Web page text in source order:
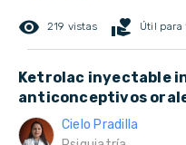
remove_red_eye 219 vistas volunteer_activism Útil para
Ketrolac inyectable
anticonceptivos
Cielo Pradilla